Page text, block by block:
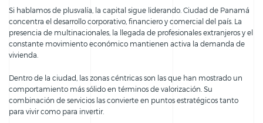
Si hablamos de plusvalía, la capital sigue liderando. Ciudad de Panamá
concentra el desarrollo corporativo, financiero y comercial del país. La
presencia de multinacionales, la llegada de profesionales extranjeros y el
constante movimiento económico mantienen activa la demanda de
vivienda.
Dentro de la ciudad, las zonas céntricas son las que han mostrado un
comportamiento más sólido en términos de valorización. Su
combinación de servicios las convierte en puntos estratégicos tanto
para vivir como para invertir.